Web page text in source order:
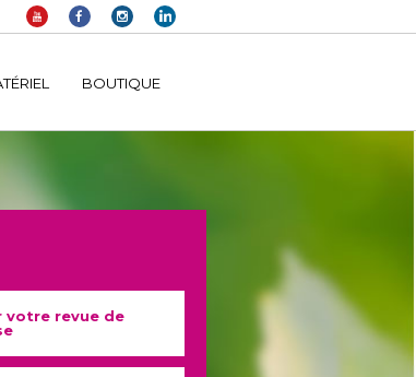
tag-manager/public/frontend.php
BOUTIQUE
votre revue de